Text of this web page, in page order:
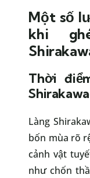
Một số
khi
Thời
Làng
bốn mùa rõ
cảnh vật
như chốn